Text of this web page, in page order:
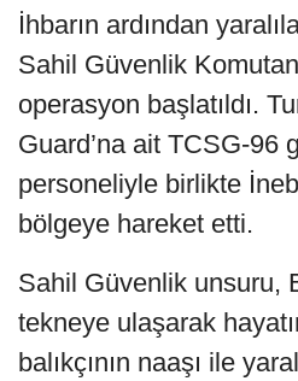
İhbarın ardından
Sahil Güvenlik
operasyon başlatıldı.
Guard’na ait TCSG-96
personeliyle birlikte
bölgeye hareket etti.
Sahil Güvenlik unsuru,
tekneye ulaşarak
balıkçının naaşı ile